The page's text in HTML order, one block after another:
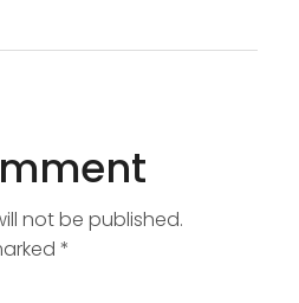
not be published.
*